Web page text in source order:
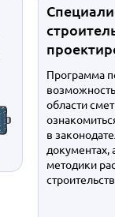
Программа
области
в
документах,
методики